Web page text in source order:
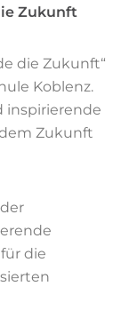
Zukunft
die Zukunft“
Koblenz.
inspirierende
Zukunft
die